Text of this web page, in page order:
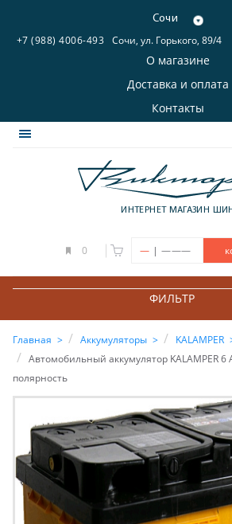
Сочи
+7 (988) 4006-493 Сочи, ул. Горького, 89/4
О магазине
Доставка и оплата
Контакты
ИНТЕРНЕТ МАГАЗИН ШИН
0 — | ———
ФИЛЬТР
Главная Аккумуляторы
KALAMPER
Автомобильный аккумулятор KALAMPER 6
полярность